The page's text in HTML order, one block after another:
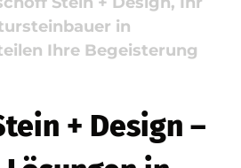
in
Ihre Begeisterung
+ Design –